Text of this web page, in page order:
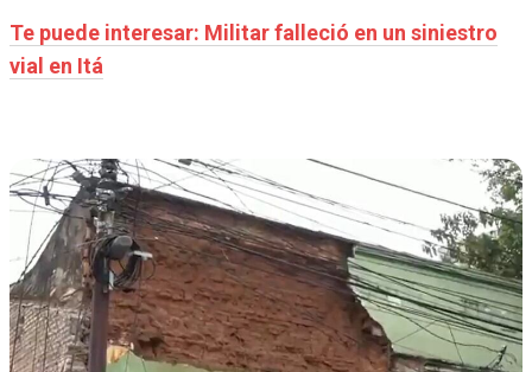
Te puede interesar: Militar falleció en un siniestro
vial en Itá